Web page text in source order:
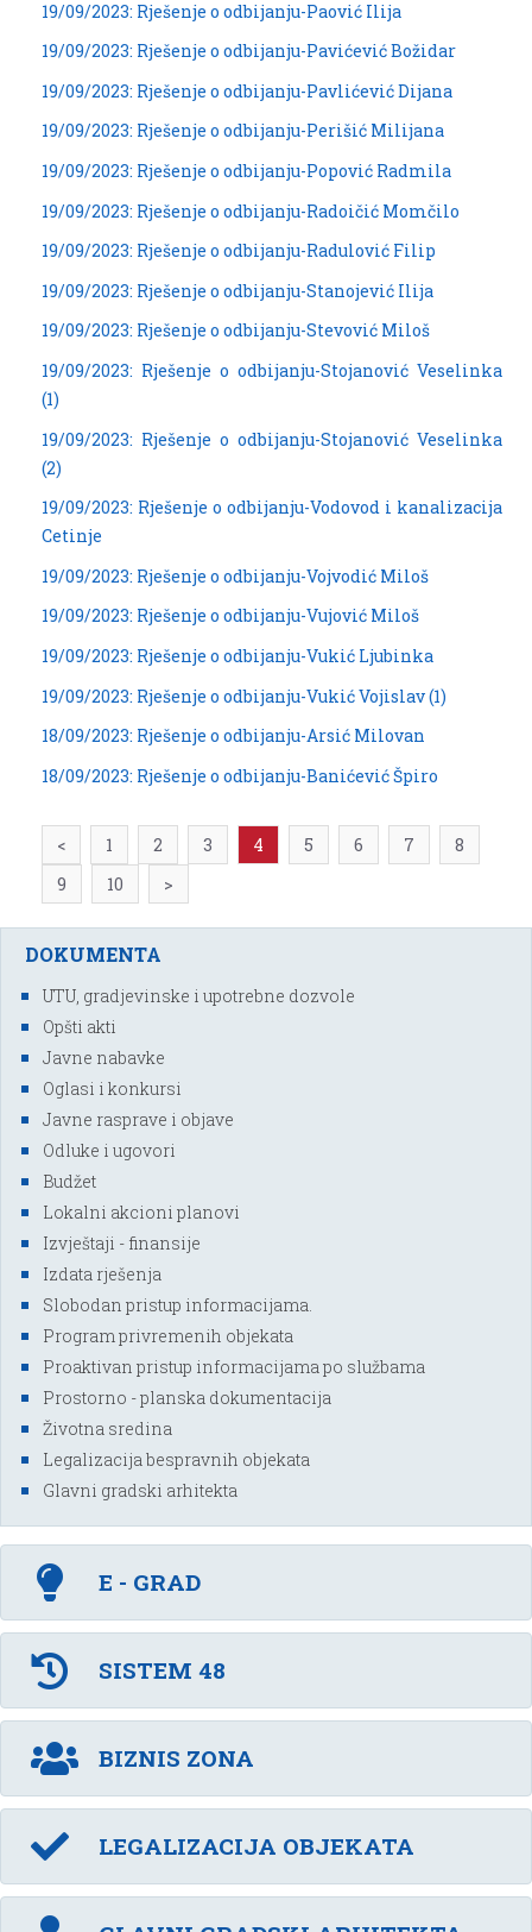
19/09/2023: Rješenje o odbijanju-Paović Ilija
19/09/2023: Rješenje o odbijanju-Pavićević Božidar
19/09/2023: Rješenje o odbijanju-Pavlićević Dijana
19/09/2023: Rješenje o odbijanju-Perišić Milijana
19/09/2023: Rješenje o odbijanju-Popović Radmila
19/09/2023: Rješenje o odbijanju-Radoičić Momčilo
19/09/2023: Rješenje o odbijanju-Radulović Filip
19/09/2023: Rješenje o odbijanju-Stanojević Ilija
19/09/2023: Rješenje o odbijanju-Stevović Miloš
19/09/2023: Rješenje o odbijanju-Stojanović Veselinka
(1)
19/09/2023: Rješenje o odbijanju-Stojanović Veselinka
(2)
19/09/2023: Rješenje o odbijanju-Vodovod i kanalizacija
Cetinje
19/09/2023: Rješenje o odbijanju-Vojvodić Miloš
19/09/2023: Rješenje o odbijanju-Vujović Miloš
19/09/2023: Rješenje o odbijanju-Vukić Ljubinka
19/09/2023: Rješenje o odbijanju-Vukić Vojislav (1)
18/09/2023: Rješenje o odbijanju-Arsić Milovan
18/09/2023: Rješenje o odbijanju-Banićević Špiro
< 1 2 3 4 5 6 7
8
9
10 >
DOKUMENTA
UTU, gradjevinske i upotrebne dozvole
Opšti akti
Javne nabavke
Oglasi i konkursi
Javne rasprave i objave
Odluke i ugovori
Budžet
Lokalni akcioni planovi
Izvještaji - finansije
Izdata rješenja
Slobodan pristup informacijama.
Program privremenih objekata
Proaktivan pristup informacijama po službama
Prostorno - planska dokumentacija
Životna sredina
Legalizacija bespravnih objekata
Glavni gradski arhitekta
E - GRAD
SISTEM 48
BIZNIS ZONA
LEGALIZACIJA OBJEKATA